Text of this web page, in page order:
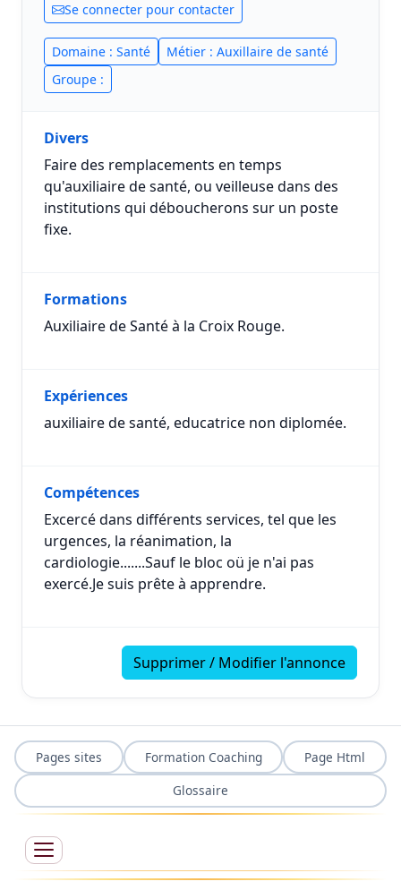
Se connecter pour contacter
Domaine : Santé
Métier : Auxillaire de santé
Groupe :
Divers
Faire des remplacements en temps
qu'auxiliaire de santé, ou veilleuse dans des
institutions qui déboucherons sur un poste
fixe.
Formations
Auxiliaire de Santé à la Croix Rouge.
Expériences
auxiliaire de santé, educatrice non diplomée.
Compétences
Excercé dans différents services, tel que les
urgences, la réanimation, la
cardiologie.......Sauf le bloc oü je n'ai pas
exercé.Je suis prête à apprendre.
Supprimer / Modifier l'annonce
Pages sites Formation Coaching
Page Html
Glossaire